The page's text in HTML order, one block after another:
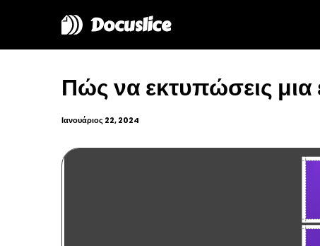
Docuslice
Πώς να εκτυπώσεις μια
Ιανουάριος 22, 2024